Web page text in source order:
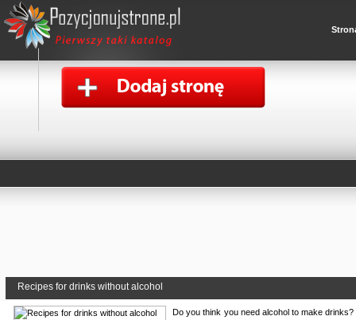
Recipes for drinks without alcohol
Do you think you need alcohol to make